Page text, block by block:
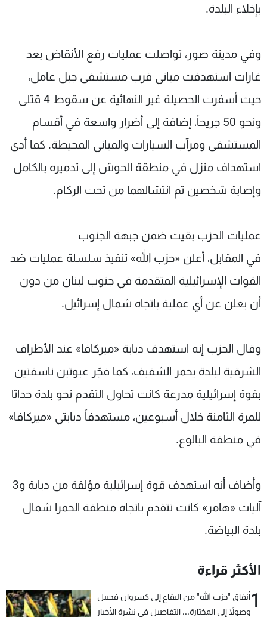
بإخلاء البلدة.
وفي مدينة صور، تواصلت عمليات رفع الأنقاض بعد
غارات استهدفت مباني قرب مستشفى جبل عامل،
حيث أسفرت الحصيلة غير النهائية عن سقوط 4 قتلى
ونحو 50 جريحاً، إضافة إلى أضرار واسعة في أقسام
المستشفى ومرآب السيارات والمباني المحيطة. كما أدى
استهداف منزل في منطقة الحوش إلى تدميره بالكامل
وإصابة شخصين تم انتشالهما من تحت الركام.
عمليات الحزب بقيت ضمن جبهة الجنوب
في المقابل، أعلن «حزب الله» تنفيذ سلسلة عمليات ضد
القوات الإسرائيلية المتقدمة في جنوب لبنان من دون
أن يعلن عن أي عملية باتجاه شمال إسرائيل.
وقال الحزب إنه استهدف دبابة «ميركافا» عند الأطراف
الشرقية لبلدة يحمر الشقيف، كما فجّر عبوتين ناسفتين
بقوة إسرائيلية مدرعة كانت تحاول التقدم نحو بلدة حداثا
للمرة الثامنة خلال أسبوعين، مستهدفاً دبابتي «ميركافا»
في منطقة البالوع.
وأضاف أنه استهدف قوة إسرائيلية مؤلفة من دبابة و3
آليات «هامر» كانت تتقدم باتجاه منطقة الحمرا شمال
بلدة البياضة.
الأكثر قراءة
1أنفاق "حزب الله" من البقاع إلى كسروان فجبيل
وصولاً إلى المختارة... التفاصيل في نشرة الأخبار